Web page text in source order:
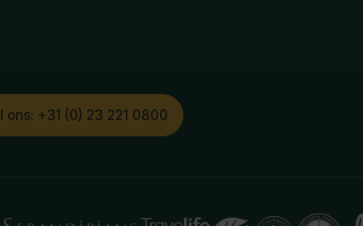
ons: +31 (0) 23 221 0800